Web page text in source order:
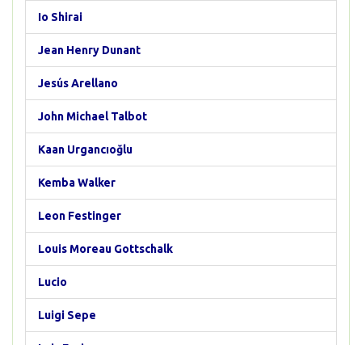
Io Shirai
Jean Henry Dunant
Jesús Arellano
John Michael Talbot
Kaan Urgancıoğlu
Kemba Walker
Leon Festinger
Louis Moreau Gottschalk
Lucio
Luigi Sepe